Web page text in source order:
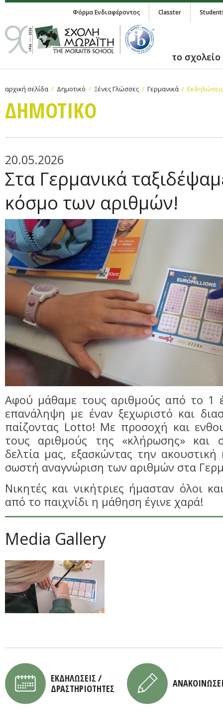
Φόρμα Ενδιαφέροντος Classter
το σχολείο
αρχική σελίδα Δημοτικό Ξένες Γλώσσες Γερμανικά
ΔΗΜΟΤΙΚΟ
20.05.2026
Στα Γερμανικά
κόσμο των αριθμών!
Αφού μάθαμε τους αριθμούς από το 1
επανάληψη με έναν ξεχωριστό και
παίζοντας Lotto! Με προσοχή και
τους αριθμούς της «κλήρωσης» και
δελτία μας, εξασκώντας την
σωστή αναγνώριση των αριθμών στα
Νικητές και νικήτριες ήμασταν όλοι
από το παιχνίδι η μάθηση έγινε χαρά!
Media Gallery
ΕΚΔΗΛΩΣΕΙΣ /
ΔΡΑΣΤΗΡΙΟΤΗΤΕΣ